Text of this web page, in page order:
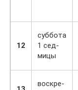
12
суббота
1 сед-
мицы
воскре-